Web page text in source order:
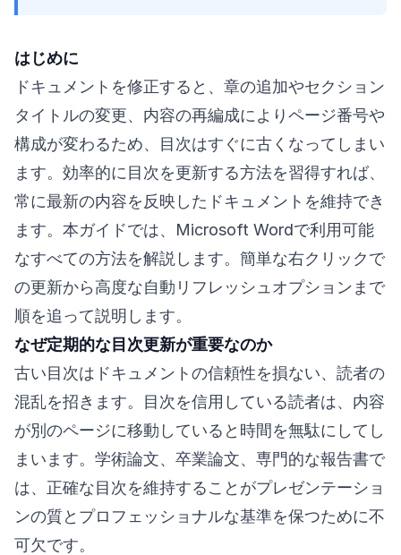
はじめに
ドキュメントを修正すると、章の追加やセクション
タイトルの変更、内容の再編成によりページ番号や
構成が変わるため、目次はすぐに古くなってしまい
ます。効率的に目次を更新する方法を習得すれば、
常に最新の内容を反映したドキュメントを維持でき
ます。本ガイドでは、Microsoft Wordで利用可能
なすべての方法を解説します。簡単な右クリックで
の更新から高度な自動リフレッシュオプションまで
順を追って説明します。
なぜ定期的な目次更新が重要なのか
古い目次はドキュメントの信頼性を損ない、読者の
混乱を招きます。目次を信用している読者は、内容
が別のページに移動していると時間を無駄にしてし
まいます。学術論文、卒業論文、専門的な報告書で
は、正確な目次を維持することがプレゼンテーショ
ンの質とプロフェッショナルな基準を保つために不
可欠です。